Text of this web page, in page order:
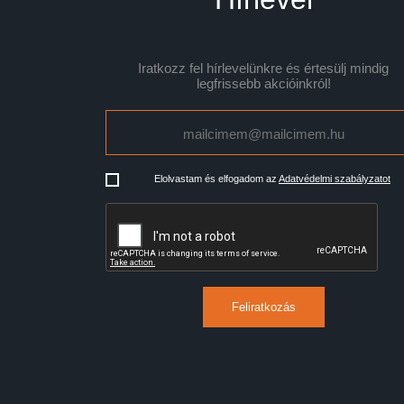
Iratkozz fel hírlevelünkre és értesülj mindig
legfrissebb akcióinkról!
Elolvastam és elfogadom az Adatvédelmi szabályzatot
Feliratkozás